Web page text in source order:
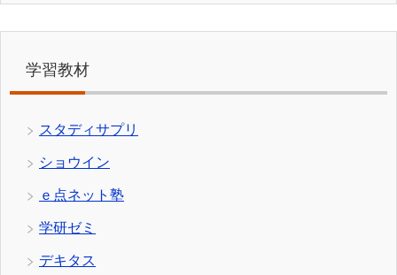
学習教材
スタディサプリ
ショウイン
ｅ点ネット塾
学研ゼミ
デキタス